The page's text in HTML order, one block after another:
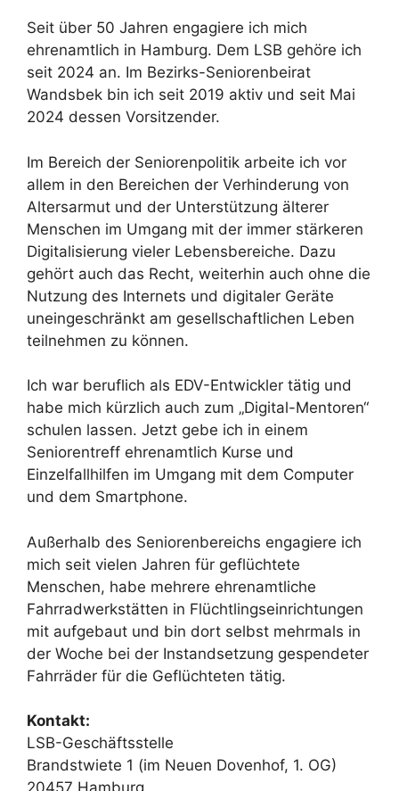
Seit über 50 Jahren engagiere ich mich
ehrenamtlich in Hamburg. Dem LSB gehöre ich
seit 2024 an. Im Bezirks-Seniorenbeirat
Wandsbek bin ich seit 2019 aktiv und seit Mai
2024 dessen Vorsitzender.
Im Bereich der Seniorenpolitik arbeite ich vor
allem in den Bereichen der Verhinderung von
Altersarmut und der Unterstützung älterer
Menschen im Umgang mit der immer stärkeren
Digitalisierung vieler Lebensbereiche. Dazu
gehört auch das Recht, weiterhin auch ohne die
Nutzung des Internets und digitaler Geräte
uneingeschränkt am gesellschaftlichen Leben
teilnehmen zu können.
Ich war beruflich als EDV-Entwickler tätig und
habe mich kürzlich auch zum „Digital-Mentoren“
schulen lassen. Jetzt gebe ich in einem
Seniorentreff ehrenamtlich Kurse und
Einzelfallhilfen im Umgang mit dem Computer
und dem Smartphone.
Außerhalb des Seniorenbereichs engagiere ich
mich seit vielen Jahren für geflüchtete
Menschen, habe mehrere ehrenamtliche
Fahrradwerkstätten in Flüchtlingseinrichtungen
mit aufgebaut und bin dort selbst mehrmals in
der Woche bei der Instandsetzung gespendeter
Fahrräder für die Geflüchteten tätig.
Kontakt:
LSB-Geschäftsstelle
Brandstwiete 1 (im Neuen Dovenhof, 1. OG)
20457 Hamburg